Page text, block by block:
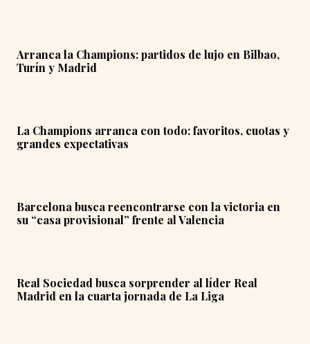
Arranca la Champions: partidos de lujo en Bilbao,
Turín y Madrid
La Champions arranca con todo: favoritos, cuotas y
grandes expectativas
Barcelona busca reencontrarse con la victoria en
su “casa provisional” frente al Valencia
Real Sociedad busca sorprender al líder Real
Madrid en la cuarta jornada de La Liga